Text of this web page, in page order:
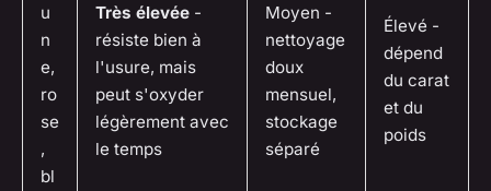
u
n
e,
ro
se
,
bl
Très élevée -
résiste bien à
l'usure, mais
peut s'oxyder
légèrement avec
le temps
Moyen -
nettoyage
doux
mensuel,
stockage
séparé
Élevé -
dépend
du carat
et du
poids